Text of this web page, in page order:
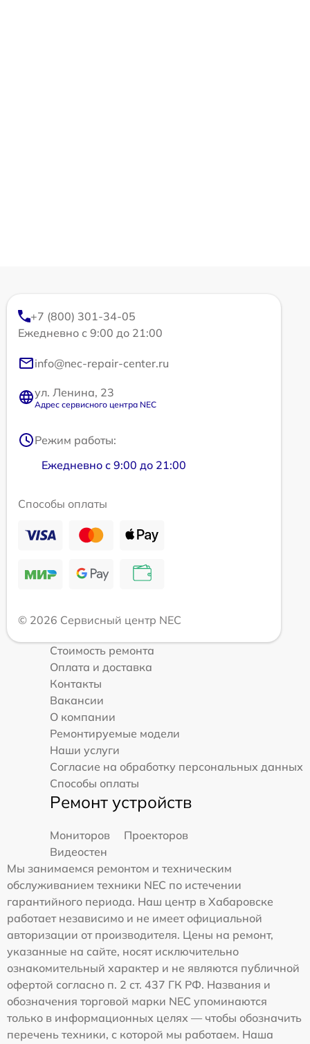
+7 (800) 301-34-05
Ежедневно с 9:00 до 21:00
info@nec-repair-center.ru
ул. Ленина, 23
Адрес сервисного центра NEC
Режим работы:
Ежедневно с 9:00 до 21:00
Способы оплаты
© 2026 Сервисный центр NEC
Стоимость ремонта
Оплата и доставка
Контакты
Вакансии
О компании
Ремонтируемые модели
Наши услуги
Согласие на обработку персональных данных
Способы оплаты
Ремонт устройств
Мониторов
Проекторов
Видеостен
Мы занимаемся ремонтом и техническим
обслуживанием техники NEC по истечении
гарантийного периода. Наш центр в Хабаровске
работает независимо и не имеет официальной
авторизации от производителя. Цены на ремонт,
указанные на сайте, носят исключительно
ознакомительный характер и не являются публичной
офертой согласно п. 2 ст. 437 ГК РФ. Названия и
обозначения торговой марки NEC упоминаются
только в информационных целях — чтобы обозначить
перечень техники, с которой мы работаем. Наша